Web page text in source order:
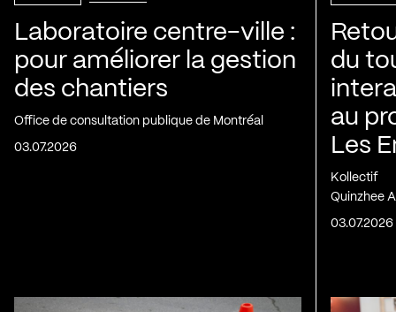
Laboratoire centre-ville :
pour améliorer la gestion
des chantiers
Office de consultation publique de Montréal
03.07.2026
du
au
Les
Kollectif
Quinzhee
03.07.2026